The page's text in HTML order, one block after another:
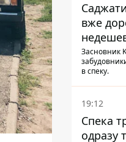
вже
Ніконов
Засновник
в спеку.
19:12
Спека
одразу